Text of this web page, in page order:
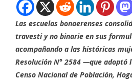
Las escuelas bonaerenses
travesti y no binarie en sus
acompañando a las históricas
Resolución N° 2584 —que
Censo Nacional de Población,